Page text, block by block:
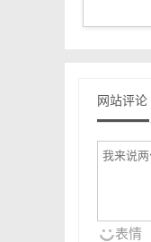
网站评论
表情